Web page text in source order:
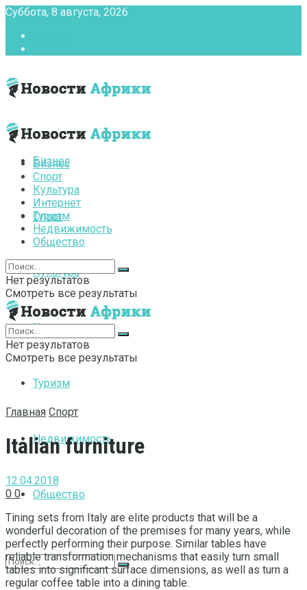
Суббота, 8 августа, 2026
Бизнес
Спорт
Культура
Интернет
Туризм
Недвижимость
Общество
Бизнес
Спорт
Культура
Интернет
Туризм
Недвижимость
Общество
Нет результатов
Смотреть все результаты
Нет результатов
Смотреть все результаты
Главная Спорт
Italian furniture
12.04.2018
0 0
Tining sets from Italy are elite products that will be a
wonderful decoration of the premises for many years, while
perfectly performing their purpose. Similar tables have
reliable transformation mechanisms that easily turn small
tables into significant surface dimensions, as well as turn a
regular coffee table into a dining table.